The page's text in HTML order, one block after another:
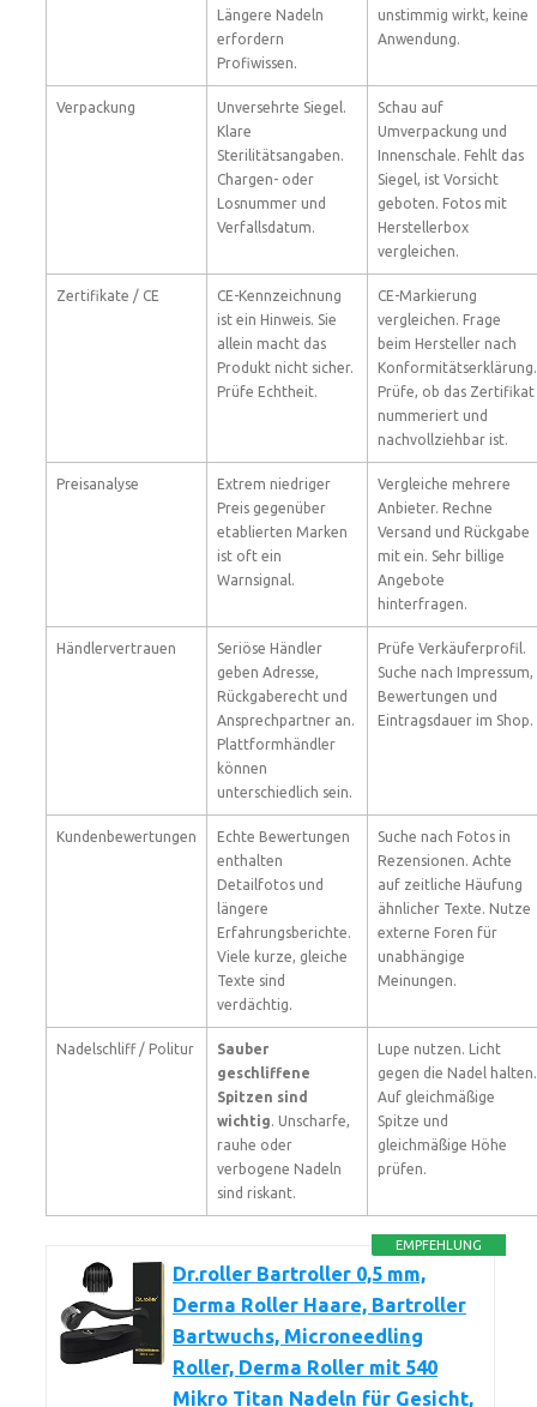
Längere Nadeln
erfordern
Profiwissen.
unstimmig wirkt, keine
Anwendung.
Verpackung
Unversehrte Siegel.
Klare
Sterilitätsangaben.
Chargen- oder
Losnummer und
Verfallsdatum.
Schau auf
Umverpackung und
Innenschale. Fehlt das
Siegel, ist Vorsicht
geboten. Fotos mit
Herstellerbox
vergleichen.
Zertifikate / CE
CE-Kennzeichnung
ist ein Hinweis. Sie
allein macht das
Produkt nicht sicher.
Prüfe Echtheit.
CE-Markierung
vergleichen. Frage
beim Hersteller nach
Konformitätserklärung.
Prüfe, ob das Zertifikat
nummeriert und
nachvollziehbar ist.
Preisanalyse
Extrem niedriger
Preis gegenüber
etablierten Marken
ist oft ein
Warnsignal.
Vergleiche mehrere
Anbieter. Rechne
Versand und Rückgabe
mit ein. Sehr billige
Angebote
hinterfragen.
Händlervertrauen
Seriöse Händler
geben Adresse,
Rückgaberecht und
Ansprechpartner an.
Plattformhändler
können
unterschiedlich sein.
Prüfe Verkäuferprofil.
Suche nach Impressum,
Bewertungen und
Eintragsdauer im Shop.
Kundenbewertungen
Echte Bewertungen
enthalten
Detailfotos und
längere
Erfahrungsberichte.
Viele kurze, gleiche
Texte sind
verdächtig.
Suche nach Fotos in
Rezensionen. Achte
auf zeitliche Häufung
ähnlicher Texte. Nutze
externe Foren für
unabhängige
Meinungen.
Nadelschliff / Politur
Sauber
geschliffene
Spitzen sind
wichtig. Unscharfe,
rauhe oder
verbogene Nadeln
sind riskant.
Lupe nutzen. Licht
gegen die Nadel halten.
Auf gleichmäßige
Spitze und
gleichmäßige Höhe
prüfen.
EMPFEHLUNG
Dr.roller Bartroller 0,5 mm,
Derma Roller Haare, Bartroller
Bartwuchs, Microneedling
Roller, Derma Roller mit 540
Mikro Titan Nadeln für Gesicht,